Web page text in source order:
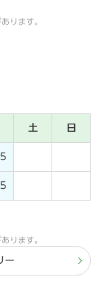
ります。
土 日
ります。
ー